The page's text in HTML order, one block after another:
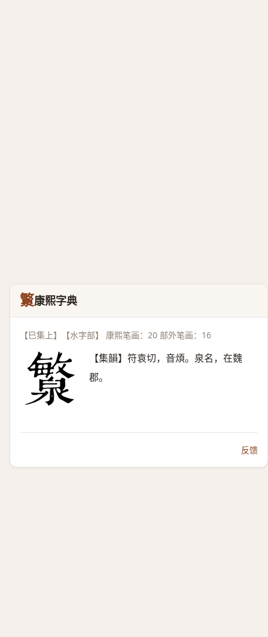
瀪康熙字典
【巳集上】【水字部】 康熙笔画：20 部外笔画：16
【集韻】符袁切，音煩。泉名，在魏
郡。
反馈